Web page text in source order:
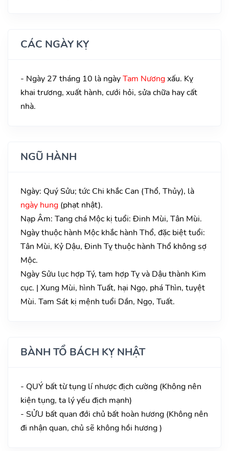
CÁC NGÀY KỴ
- Ngày 27 tháng 10 là ngàyTam Nươngxấu. Kỵ
khai trương, xuất hành, cưới hỏi, sửa chữa hay cất
nhà.
NGŨ HÀNH
Ngày: Quý Sửu; tức Chi khắc Can (Thổ, Thủy), là
ngày hung (phạt nhật).
Nạp Âm: Tang chá Mộc kị tuổi: Đinh Mùi, Tân Mùi.
Ngày thuộc hành Mộc khắc hành Thổ, đặc biệt tuổi:
Tân Mùi, Kỷ Dậu, Đinh Tỵ thuộc hành Thổ không sợ
Mộc.
Ngày Sửu lục hợp Tý, tam hợp Tỵ và Dậu thành Kim
cục. | Xung Mùi, hình Tuất, hại Ngọ, phá Thìn, tuyệt
Mùi. Tam Sát kị mệnh tuổi Dần, Ngọ, Tuất.
BÀNH TỔ BÁCH KỴ NHẬT
- QUÝ bất từ tụng lí nhược địch cường (Không nên
kiện tụng, ta lý yếu địch mạnh)
- SỬU bất quan đới chủ bất hoàn hương (Không nên
đi nhận quan, chủ sẽ không hồi hương )